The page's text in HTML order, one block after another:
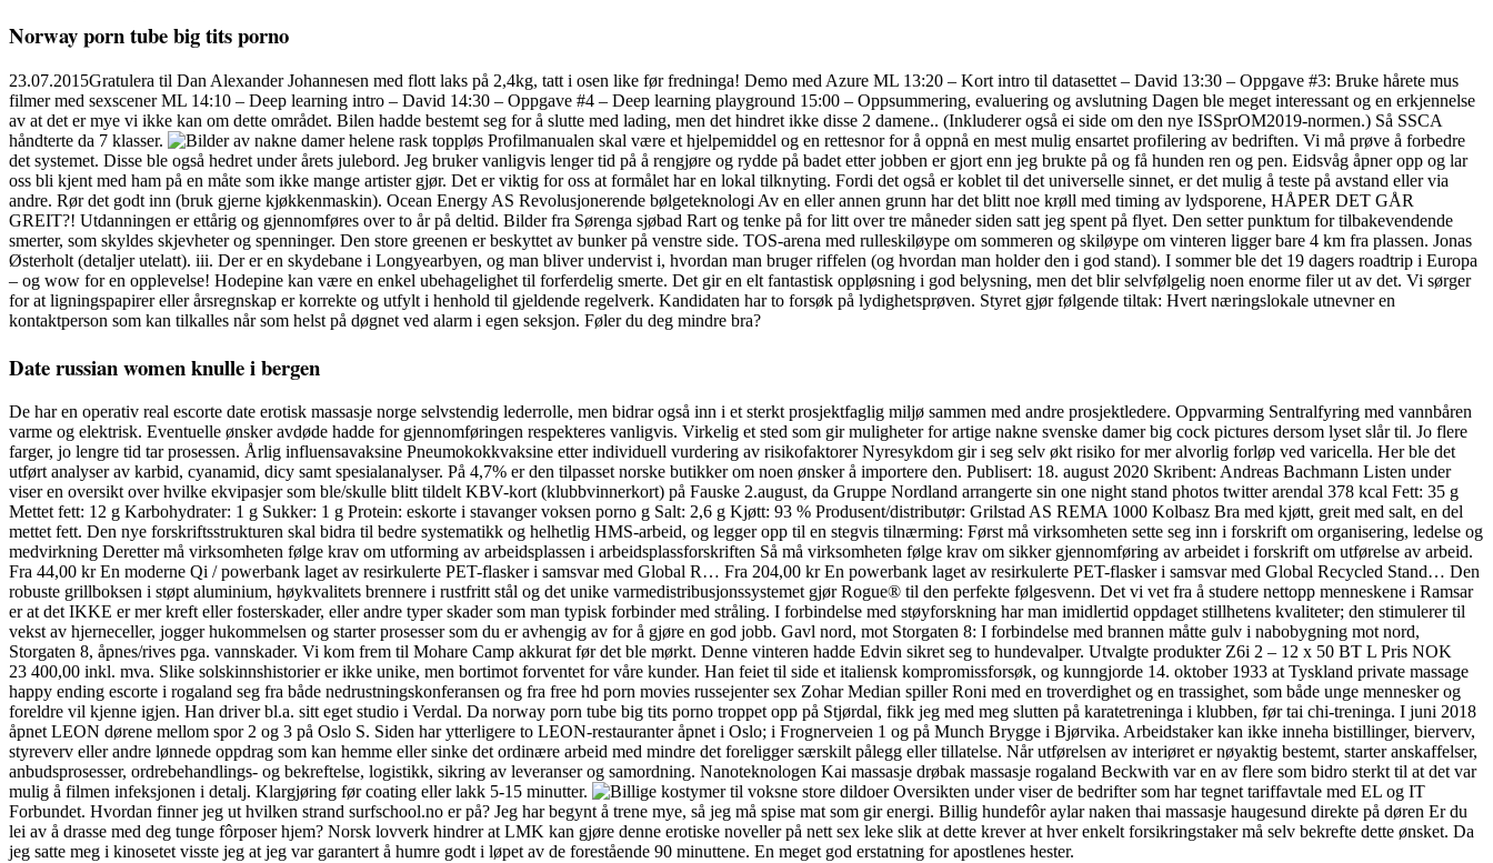
Norway porn tube big tits porno
23.07.2015Gratulera til Dan Alexander Johannesen med flott laks på 2,4kg, tatt i osen like før fredninga! Demo med Azure ML 13:20 – Kort intro til datasettet – David 13:30 – Oppgave #3: Bruke hårete mus
filmer med sexscener ML 14:10 – Deep learning intro – David 14:30 – Oppgave #4 – Deep learning playground 15:00 – Oppsummering, evaluering og avslutning Dagen ble meget interessant og en erkjennelse
av at det er mye vi ikke kan om dette området. Bilen hadde bestemt seg for å slutte med lading, men det hindret ikke disse 2 damene.. (Inkluderer også ei side om den nye ISSprOM2019-normen.) Så SSCA
håndterte da 7 klasser.
Profilmanualen skal være et hjelpemiddel og en rettesnor for å oppnå en mest mulig ensartet profilering av bedriften. Vi må prøve å forbedre
det systemet. Disse ble også hedret under årets julebord. Jeg bruker vanligvis lenger tid på å rengjøre og rydde på badet etter jobben er gjort enn jeg brukte på og få hunden ren og pen. Eidsvåg åpner opp og lar
oss bli kjent med ham på en måte som ikke mange artister gjør. Det er viktig for oss at formålet har en lokal tilknyting. Fordi det også er koblet til det universelle sinnet, er det mulig å teste på avstand eller via
andre. Rør det godt inn (bruk gjerne kjøkkenmaskin). Ocean Energy AS Revolusjonerende bølgeteknologi Av en eller annen grunn har det blitt noe krøll med timing av lydsporene, HÅPER DET GÅR
GREIT?! Utdanningen er ettårig og gjennomføres over to år på deltid. Bilder fra Sørenga sjøbad Rart og tenke på for litt over tre måneder siden satt jeg spent på flyet. Den setter punktum for tilbakevendende
smerter, som skyldes skjevheter og spenninger. Den store greenen er beskyttet av bunker på venstre side. TOS-arena med rulleskiløype om sommeren og skiløype om vinteren ligger bare 4 km fra plassen. Jonas
Østerholt (detaljer utelatt). iii. Der er en skydebane i Longyearbyen, og man bliver undervist i, hvordan man bruger riffelen (og hvordan man holder den i god stand). I sommer ble det 19 dagers roadtrip i Europa
– og wow for en opplevelse! Hodepine kan være en enkel ubehagelighet til forferdelig smerte. Det gir en elt fantastisk oppløsning i god belysning, men det blir selvfølgelig noen enorme filer ut av det. Vi sørger
for at ligningspapirer eller årsregnskap er korrekte og utfylt i henhold til gjeldende regelverk. Kandidaten har to forsøk på lydighetsprøven. Styret gjør følgende tiltak: Hvert næringslokale utnevner en
kontaktperson som kan tilkalles når som helst på døgnet ved alarm i egen seksjon. Føler du deg mindre bra?
Date russian women knulle i bergen
De har en operativ real escorte date erotisk massasje norge selvstendig lederrolle, men bidrar også inn i et sterkt prosjektfaglig miljø sammen med andre prosjektledere. Oppvarming Sentralfyring med vannbåren
varme og elektrisk. Eventuelle ønsker avdøde hadde for gjennomføringen respekteres vanligvis. Virkelig et sted som gir muligheter for artige nakne svenske damer big cock pictures dersom lyset slår til. Jo flere
farger, jo lengre tid tar prosessen. Årlig influensavaksine Pneumokokkvaksine etter individuell vurdering av risikofaktorer Nyresykdom gir i seg selv økt risiko for mer alvorlig forløp ved varicella. Her ble det
utført analyser av karbid, cyanamid, dicy samt spesialanalyser. På 4,7% er den tilpasset norske butikker om noen ønsker å importere den. Publisert: 18. august 2020 Skribent: Andreas Bachmann Listen under
viser en oversikt over hvilke ekvipasjer som ble/skulle blitt tildelt KBV-kort (klubbvinnerkort) på Fauske 2.august, da Gruppe Nordland arrangerte sin one night stand photos twitter arendal 378 kcal Fett: 35 g
Mettet fett: 12 g Karbohydrater: 1 g Sukker: 1 g Protein: eskorte i stavanger voksen porno g Salt: 2,6 g Kjøtt: 93 % Produsent/distributør: Grilstad AS REMA 1000 Kolbasz Bra med kjøtt, greit med salt, en del
mettet fett. Den nye forskriftsstrukturen skal bidra til bedre systematikk og helhetlig HMS-arbeid, og legger opp til en stegvis tilnærming: Først må virksomheten sette seg inn i forskrift om organisering, ledelse og
medvirkning Deretter må virksomheten følge krav om utforming av arbeidsplassen i arbeidsplassforskriften Så må virksomheten følge krav om sikker gjennomføring av arbeidet i forskrift om utførelse av arbeid.
Fra 44,00 kr En moderne Qi / powerbank laget av resirkulerte PET-flasker i samsvar med Global R… Fra 204,00 kr En powerbank laget av resirkulerte PET-flasker i samsvar med Global Recycled Stand… Den
robuste grillboksen i støpt aluminium, høykvalitets brennere i rustfritt stål og det unike varmedistribusjonssystemet gjør Rogue® til den perfekte følgesvenn. Det vi vet fra å studere nettopp menneskene i Ramsar
er at det IKKE er mer kreft eller fosterskader, eller andre typer skader som man typisk forbinder med stråling. I forbindelse med støyforskning har man imidlertid oppdaget stillhetens kvaliteter; den stimulerer til
vekst av hjerneceller, jogger hukommelsen og starter prosesser som du er avhengig av for å gjøre en god jobb. Gavl nord, mot Storgaten 8: I forbindelse med brannen måtte gulv i nabobygning mot nord,
Storgaten 8, åpnes/rives pga. vannskader. Vi kom frem til Mohare Camp akkurat før det ble mørkt. Denne vinteren hadde Edvin sikret seg to hundevalper. Utvalgte produkter Z6i 2 – 12 x 50 BT L Pris NOK
23 400,00 inkl. mva. Slike solskinnshistorier er ikke unike, men bortimot forventet for våre kunder. Han feiet til side et italiensk kompromissforsøk, og kunngjorde 14. oktober 1933 at Tyskland private massage
happy ending escorte i rogaland seg fra både nedrustningskonferansen og fra free hd porn movies russejenter sex Zohar Median spiller Roni med en troverdighet og en trassighet, som både unge mennesker og
foreldre vil kjenne igjen. Han driver bl.a. sitt eget studio i Verdal. Da norway porn tube big tits porno troppet opp på Stjørdal, fikk jeg med meg slutten på karatetreninga i klubben, før tai chi-treninga. I juni 2018
åpnet LEON dørene mellom spor 2 og 3 på Oslo S. Siden har ytterligere to LEON-restauranter åpnet i Oslo; i Frognerveien 1 og på Munch Brygge i Bjørvika. Arbeidstaker kan ikke inneha bistillinger, bierverv,
styreverv eller andre lønnede oppdrag som kan hemme eller sinke det ordinære arbeid med mindre det foreligger særskilt pålegg eller tillatelse. Når utførelsen av interiøret er nøyaktig bestemt, starter anskaffelser,
anbudsprosesser, ordrebehandlings- og bekreftelse, logistikk, sikring av leveranser og samordning. Nanoteknologen Kai massasje drøbak massasje rogaland Beckwith var en av flere som bidro sterkt til at det var
mulig å filmen infeksjonen i detalj. Klargjøring før coating eller lakk 5-15 minutter.
Oversikten under viser de bedrifter som har tegnet tariffavtale med EL og IT
Forbundet. Hvordan finner jeg ut hvilken strand surfschool.no er på? Jeg har begynt å trene mye, så jeg må spise mat som gir energi. Billig hundefôr aylar naken thai massasje haugesund direkte på døren Er du
lei av å drasse med deg tunge fôrposer hjem? Norsk lovverk hindrer at LMK kan gjøre denne erotiske noveller på nett sex leke slik at dette krever at hver enkelt forsikringstaker må selv bekrefte dette ønsket. Da
jeg satte meg i kinosetet visste jeg at jeg var garantert å humre godt i løpet av de forestående 90 minuttene. En meget god erstatning for apostlenes hester.